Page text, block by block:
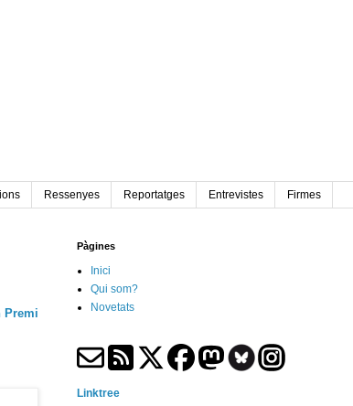
Ressenyes Reportatges Entrevistes Firmes
Premi
Pàgines
Inici
Qui som?
Novetats
Linktree